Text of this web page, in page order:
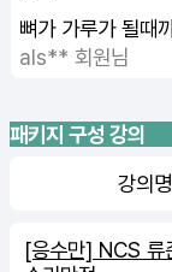
뼈가 가루가 될때
als** 회원님
패키지 구성 강의
강의명
[응수만] NCS 류